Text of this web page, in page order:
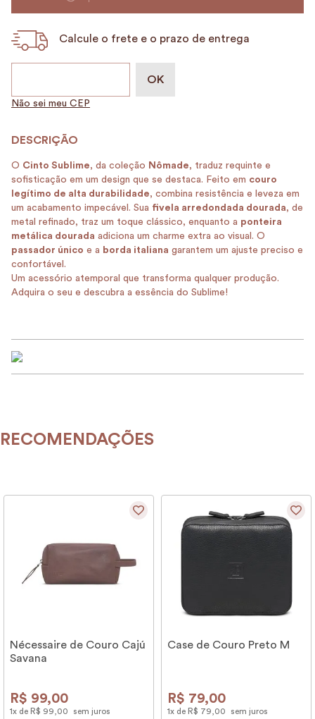
Calcule o frete e o prazo de entrega
Não sei meu CEP
O Cinto Sublime, da coleção Nômade, traduz requinte e
sofisticação em um design que se destaca. Feito em couro
legítimo de alta durabilidade, combina resistência e leveza em
um acabamento impecável. Sua fivela arredondada dourada, de
metal refinado, traz um toque clássico, enquanto a ponteira
metálica dourada adiciona um charme extra ao visual. O
passador único e a borda italiana garantem um ajuste preciso e
confortável.
Um acessório atemporal que transforma qualquer produção.
Adquira o seu e descubra a essência do Sublime!
RECOMENDAÇÕES
Nécessaire de Couro Cajú
Savana
R$ 99,00
1x de R$ 99 00 sem juros
Case de Couro Preto M
R$ 79,00
1x de R$ 79 00 sem juros